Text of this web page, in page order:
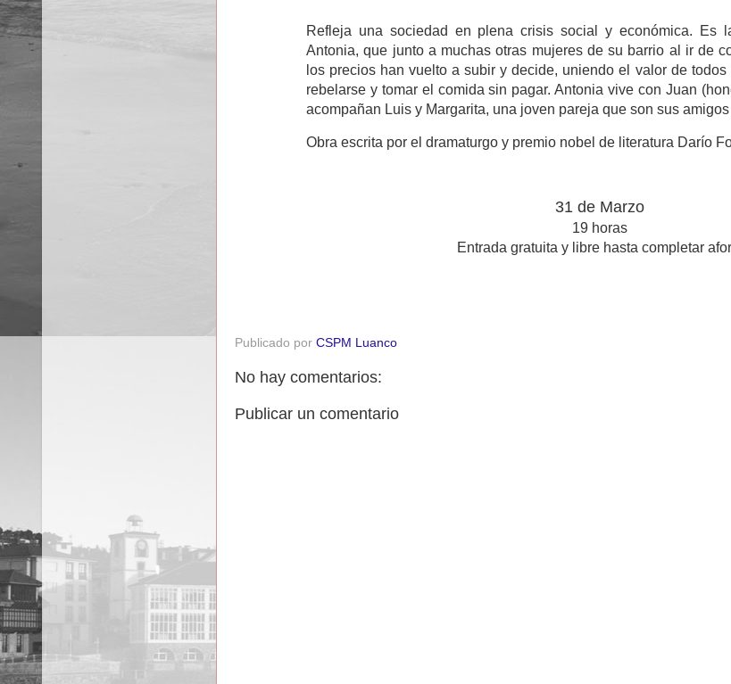
Refleja una sociedad en plena crisis social y económica. Es
Antonia, que junto a muchas otras mujeres de su barrio al ir de
los precios han vuelto a subir y decide, uniendo el valor de
rebelarse y tomar el comida sin pagar. Antonia vive con Juan
acompañan Luis y Margarita, una joven pareja que son sus
Obra escrita por el dramaturgo y premio nobel de literatura Darío
31 de Marzo
19 horas
Entrada gratuita y libre hasta completar
Publicado por CSPM Luanco
No hay comentarios:
Publicar un comentario